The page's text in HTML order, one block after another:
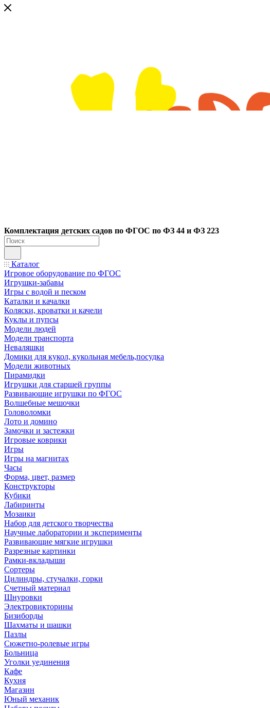
Комплектация детских садов по ФГОC по ФЗ 44 и ФЗ 223
Каталог
Игровое оборудование по ФГОС
Игрушки-забавы
Игры с водой и песком
Каталки и качалки
Коляски, кроватки и качели
Куклы и пупсы
Модели людей
Модели транспорта
Неваляшки
Домики для кукол, кукольная мебель,посудка
Модели животных
Пирамидки
Игрушки для старшей группы
Развивающие игрушки по ФГОС
Волшебные мешочки
Головоломки
Лото и домино
Замочки и застежки
Игровые коврики
Игры
Игры на магнитах
Часы
Форма, цвет, размер
Конструкторы
Кубики
Лабиринты
Мозаики
Набор для детского творчества
Научные лаборатории и эксперименты
Развивающие мягкие игрушки
Разрезные картинки
Рамки-вкладыши
Сортеры
Цилиндры, стучалки, горки
Счетный материал
Шнуровки
Электровикторины
Бизиборды
Шахматы и шашки
Пазлы
Сюжетно-ролевые игры
Больница
Уголки уединения
Кафе
Кухня
Магазин
Юный механик